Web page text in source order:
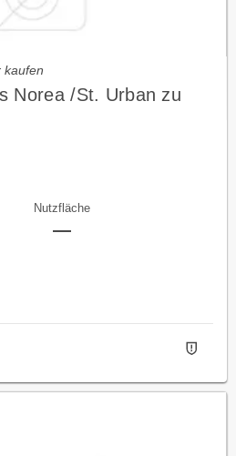
kaufen
Norea /St. Urban zu
Nutzfläche
—